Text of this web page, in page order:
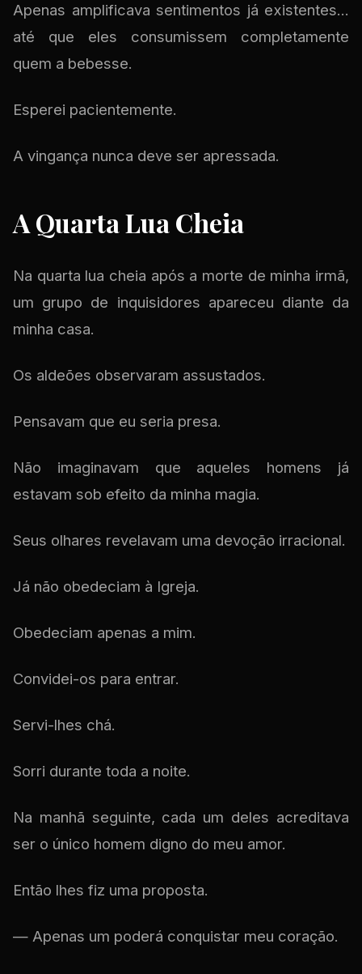
Apenas amplificava sentimentos já existentes...
até que eles consumissem completamente
quem a bebesse.
Esperei pacientemente.
A vingança nunca deve ser apressada.
A Quarta Lua Cheia
Na quarta lua cheia após a morte de minha irmã,
um grupo de inquisidores apareceu diante da
minha casa.
Os aldeões observaram assustados.
Pensavam que eu seria presa.
Não imaginavam que aqueles homens já
estavam sob efeito da minha magia.
Seus olhares revelavam uma devoção irracional.
Já não obedeciam à Igreja.
Obedeciam apenas a mim.
Convidei-os para entrar.
Servi-lhes chá.
Sorri durante toda a noite.
Na manhã seguinte, cada um deles acreditava
ser o único homem digno do meu amor.
Então lhes fiz uma proposta.
— Apenas um poderá conquistar meu coração.